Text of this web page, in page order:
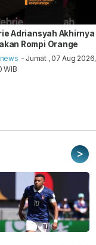
Adriansyah Akhirnya
Rompi Orange
- Jumat , 07 Aug 2026,
WIB
>